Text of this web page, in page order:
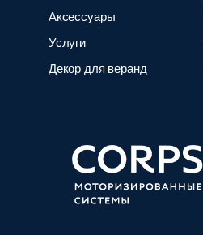
Аксессуары
Услуги
Декор для веранд